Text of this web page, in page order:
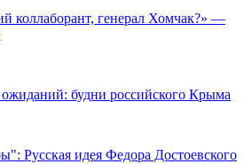
коллаборант, генерал Хомчак?» —
ожиданий: будни российского Крыма
Русская идея Федора Достоевского